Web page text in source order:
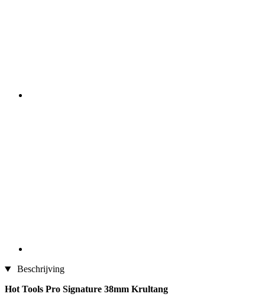
Beschrijving
Hot Tools Pro Signature 38mm Krultang